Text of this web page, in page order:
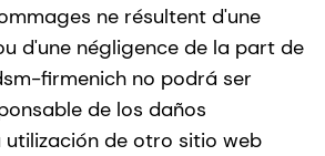
ne résultent d'une
d'une négligence de la part de
firmenich no podrá ser
de los daños
utilización de otro sitio web